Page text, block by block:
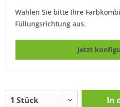
Wählen Sie bitte Ihre
Füllungsrichtung aus.
Jetzt
In